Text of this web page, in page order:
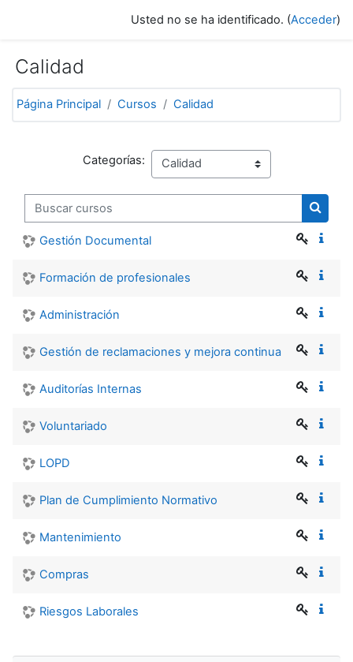
Usted no se ha identificado. (Acceder)
Calidad
Página Principal Cursos Calidad
Categorías:
Buscar cursos
Gestión Documental
Formación de profesionales
Administración
Gestión de reclamaciones y mejora continua
Auditorías Internas
Voluntariado
LOPD
Plan de Cumplimiento Normativo
Mantenimiento
Compras
Riesgos Laborales